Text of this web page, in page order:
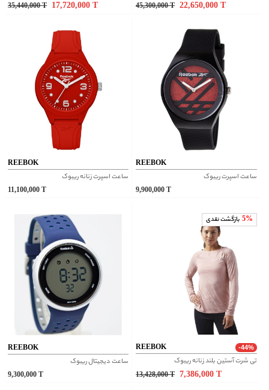
35,440,000 T 17,720,000 45,300,000 T 22,650,000
REEBOK
ساعت اسپرت زنانه ریبوک
11,100,000
REEBOK
ساعت اسپرت ریبوک
9,900,000
REEBOK
ساعت دیجیتال ریبوک
9,300,000
5% بازگشت نقدی
REEBOK -44%
تی شرت آستین بلند زنانه ریبوک
13,428,000 T 7,386,000